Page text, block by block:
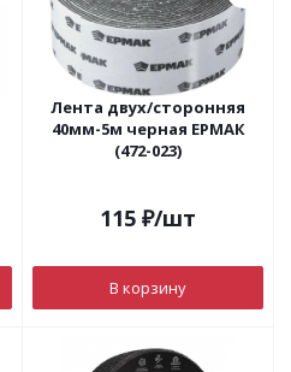
Лента двух/сторонняя
40мм-5м черная ЕРМАК
(472-023)
115 ₽/шт
В корзину